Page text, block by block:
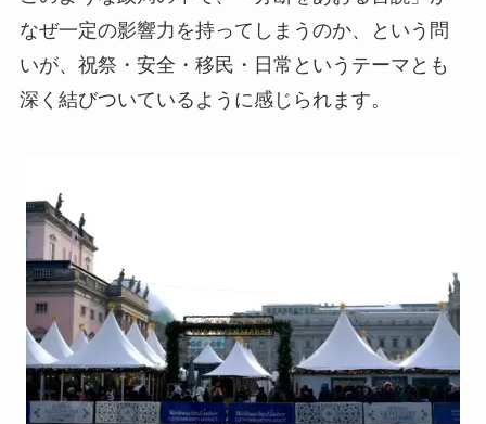
なぜ一定の影響力を持ってしまうのか、という問
いが、祝祭・安全・移民・日常というテーマとも
深く結びついているように感じられます。